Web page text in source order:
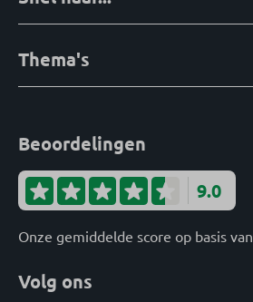
Thema's
Beoordelingen
9.0
Onze gemiddelde score op basis van
Volg ons